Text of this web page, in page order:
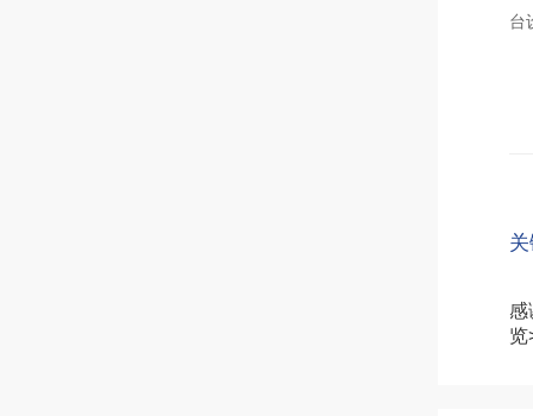
台
感
览